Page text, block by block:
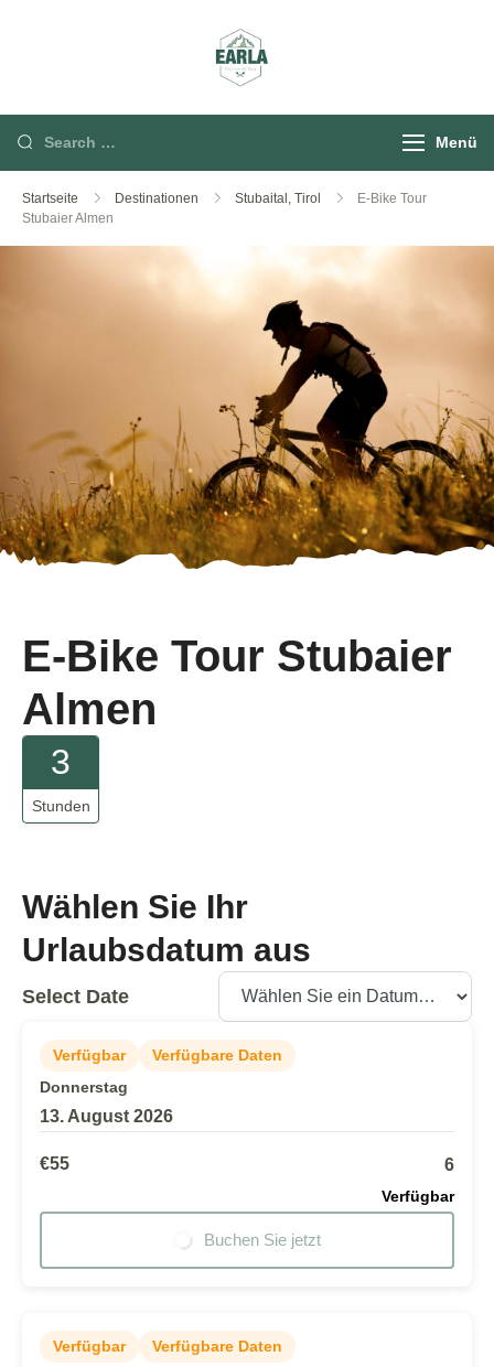
Menü
Startseite Destinationen Stubaital, Tirol
E-Bike Tour
Stubaier Almen
E-Bike Tour Stubaier
Almen
3
Stunden
Wählen Sie Ihr
Urlaubsdatum aus
Select Date
Verfügbar
Verfügbare Daten
Donnerstag
13. August 2026
€55 6
Verfügbar
Buchen Sie jetzt
Verfügbar
Verfügbare Daten